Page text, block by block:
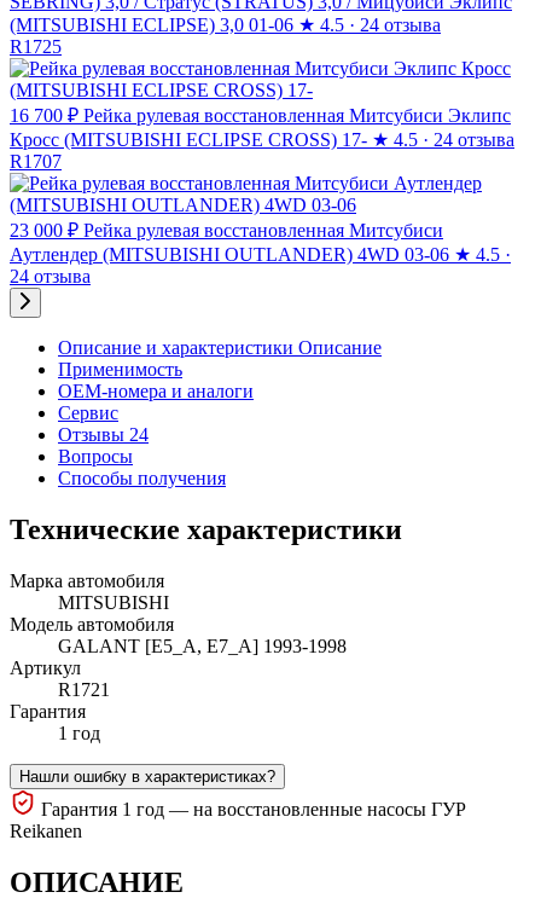
(MITSUBISHI ECLIPSE) 3,0 01-06 ★ 4.5 · 24 отзыва
R1725
16 700 ₽ Рейка рулевая восстановленная Митсубиси Эклипс
Кросс (MITSUBISHI ECLIPSE CROSS) 17- ★ 4.5 · 24 отзыва
R1707
23 000 ₽ Рейка рулевая восстановленная Митсубиси
Аутлендер (MITSUBISHI OUTLANDER) 4WD 03-06 ★ 4.5 ·
24 отзыва
Описание и характеристики Описание
Применимость
OEM-номера и аналоги
Сервис
Отзывы 24
Вопросы
Способы получения
Технические характеристики
Марка автомобиля
MITSUBISHI
Модель автомобиля
GALANT [E5_A, E7_A] 1993-1998
Артикул
R1721
Гарантия
1 год
Нашли ошибку в характеристиках?
Гарантия 1 год — на восстановленные насосы ГУР
Reikanen
ОПИСАНИЕ